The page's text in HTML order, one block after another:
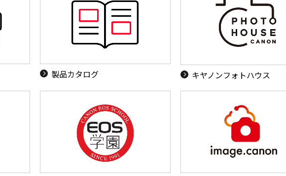
製品カタログ キヤノンフォトハウス